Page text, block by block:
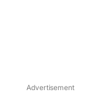
Advertisement